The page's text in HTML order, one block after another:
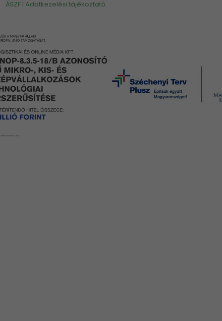
ÁSZF |Adatkezelési tájékoztató